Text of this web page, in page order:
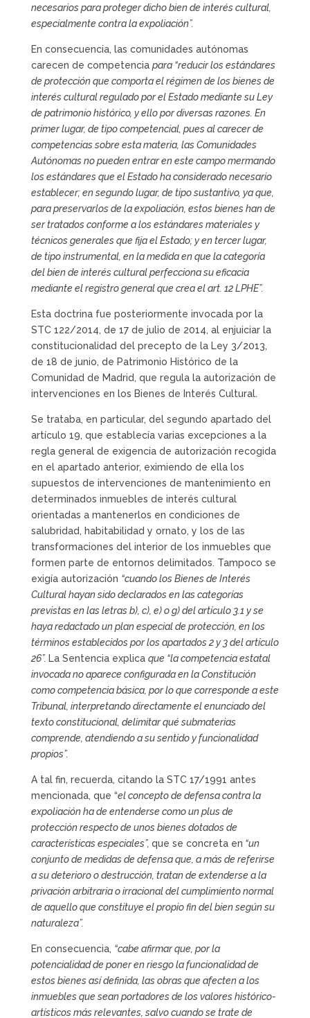
necesarios para proteger dicho bien de interés cultural,
especialmente contra la expoliación”.
En consecuencia, las comunidades autónomas
carecen de competencia para “reducir los estándares
de protección que comporta el régimen de los bienes de
interés cultural regulado por el Estado mediante su Ley
de patrimonio histórico, y ello por diversas razones. En
primer lugar, de tipo competencial, pues al carecer de
competencias sobre esta materia, las Comunidades
Autónomas no pueden entrar en este campo mermando
los estándares que el Estado ha considerado necesario
establecer; en segundo lugar, de tipo sustantivo, ya que,
para preservarlos de la expoliación, estos bienes han de
ser tratados conforme a los estándares materiales y
técnicos generales que fija el Estado; y en tercer lugar,
de tipo instrumental, en la medida en que la categoría
del bien de interés cultural perfecciona su eficacia
mediante el registro general que crea el art. 12 LPHE”.
Esta doctrina fue posteriormente invocada por la
STC 122/2014, de 17 de julio de 2014, al enjuiciar la
constitucionalidad del precepto de la Ley 3/2013,
de 18 de junio, de Patrimonio Histórico de la
Comunidad de Madrid, que regula la autorización de
intervenciones en los Bienes de Interés Cultural.
Se trataba, en particular, del segundo apartado del
artículo 19, que establecía varias excepciones a la
regla general de exigencia de autorización recogida
en el apartado anterior, eximiendo de ella los
supuestos de intervenciones de mantenimiento en
determinados inmuebles de interés cultural
orientadas a mantenerlos en condiciones de
salubridad, habitabilidad y ornato, y los de las
transformaciones del interior de los inmuebles que
formen parte de entornos delimitados. Tampoco se
exigía autorización “cuando los Bienes de Interés
Cultural hayan sido declarados en las categorías
previstas en las letras b), c), e) o g) del artículo 3.1 y se
haya redactado un plan especial de protección, en los
términos establecidos por los apartados 2 y 3 del artículo
26”. La Sentencia explica que “la competencia estatal
invocada no aparece configurada en la Constitución
como competencia básica, por lo que corresponde a este
Tribunal, interpretando directamente el enunciado del
texto constitucional, delimitar qué submaterias
comprende, atendiendo a su sentido y funcionalidad
propios”.
A tal fin, recuerda, citando la STC 17/1991 antes
mencionada, que “el concepto de defensa contra la
expoliación ha de entenderse como un plus de
protección respecto de unos bienes dotados de
características especiales”, que se concreta en “un
conjunto de medidas de defensa que, a más de referirse
a su deterioro o destrucción, tratan de extenderse a la
privación arbitraria o irracional del cumplimiento normal
de aquello que constituye el propio fin del bien según su
naturaleza”.
En consecuencia, “cabe afirmar que, por la
potencialidad de poner en riesgo la funcionalidad de
estos bienes así definida, las obras que afecten a los
inmuebles que sean portadores de los valores histórico-
artísticos más relevantes, salvo cuando se trate de